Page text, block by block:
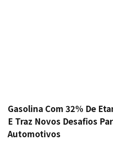
Gasolina Com 32% De
E Traz Novos Desafios
Automotivos